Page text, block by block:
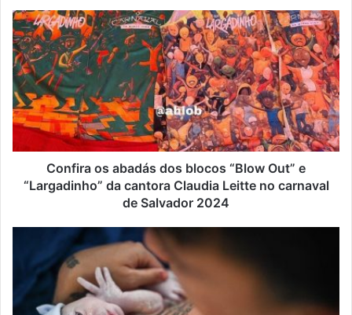
Confira os abadás dos blocos “Blow Out” e
“Largadinho” da cantora Claudia Leitte no carnaval
de Salvador 2024